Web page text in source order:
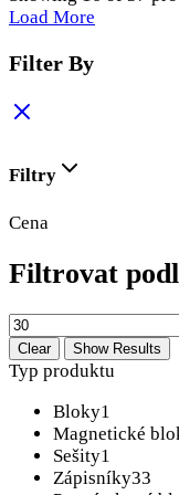
Load More
Filter By
Filtry
Cena
Filtrovat
Clear
Show Results
Typ produktu
Bloky1
Magnetické
Sešity1
Zápisníky33